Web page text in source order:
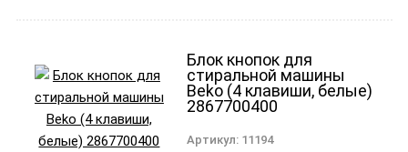
Блок кнопок для
стиральной машины
Beko (4 клавиши, белые)
2867700400
Артикул: 11194